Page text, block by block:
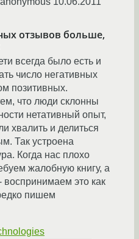
отзывов больше,
всегда было есть и
число негативных
позитивных.
что люди склонны
нетативный опыт,
хвалить и делиться
Так устроена
Когда нас плохо
жалобную книгу, а
воспринимаем это как
пишем